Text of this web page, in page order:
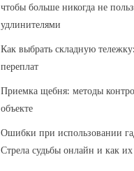
чтобы больше никогда не
удлинителями
Как выбрать складную
переплат
Приемка щебня: методы
объекте
Ошибки при использовании
Стрела судьбы онлайн и как